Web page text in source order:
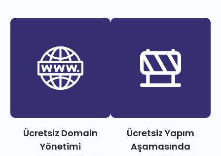
Ücretsiz Domain
Yönetimi
Ücretsiz Yapım
Aşamasında